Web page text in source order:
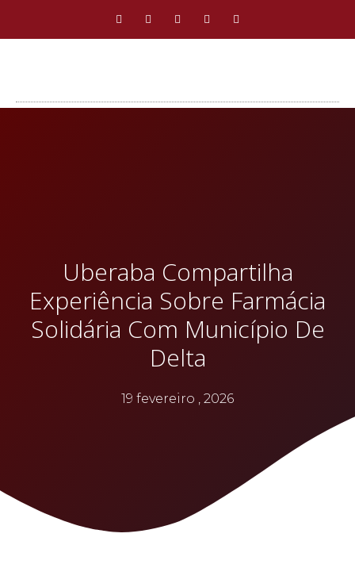
Uberaba Compartilha
Experiência Sobre Farmácia
Solidária Com Município De
Delta
19 fevereiro , 2026